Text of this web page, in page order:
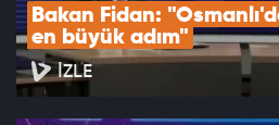
Bakan Fidan:
en büyük adım"
İZLE